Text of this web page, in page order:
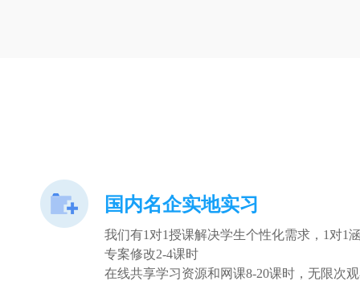
国内名企实地实习
我们有1对1授课解决学生个性化需求，1对1
专案修改2-4课时
在线共享学习资源和网课8-20课时，无限次